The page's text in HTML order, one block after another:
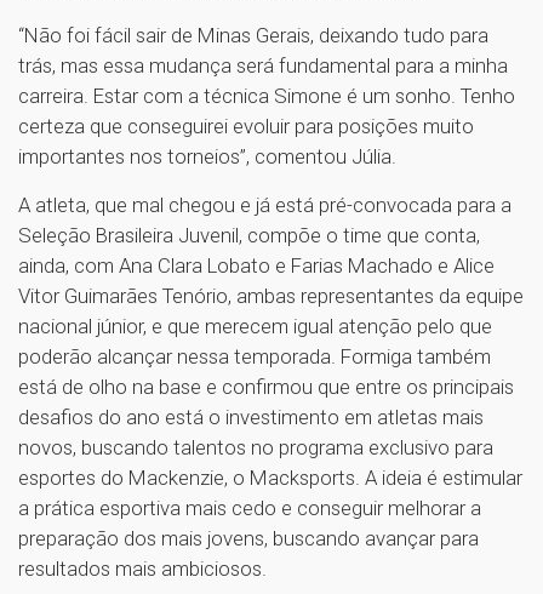
“Não foi fácil sair de Minas Gerais, deixando tudo para
trás, mas essa mudança será fundamental para a minha
carreira. Estar com a técnica Simone é um sonho. Tenho
certeza que conseguirei evoluir para posições muito
importantes nos torneios”, comentou Júlia.
A atleta, que mal chegou e já está pré-convocada para a
Seleção Brasileira Juvenil, compõe o time que conta,
ainda, com Ana Clara Lobato e Farias Machado e Alice
Vitor Guimarães Tenório, ambas representantes da equipe
nacional júnior, e que merecem igual atenção pelo que
poderão alcançar nessa temporada. Formiga também
está de olho na base e confirmou que entre os principais
desafios do ano está o investimento em atletas mais
novos, buscando talentos no programa exclusivo para
esportes do Mackenzie, o Macksports. A ideia é estimular
a prática esportiva mais cedo e conseguir melhorar a
preparação dos mais jovens, buscando avançar para
resultados mais ambiciosos.